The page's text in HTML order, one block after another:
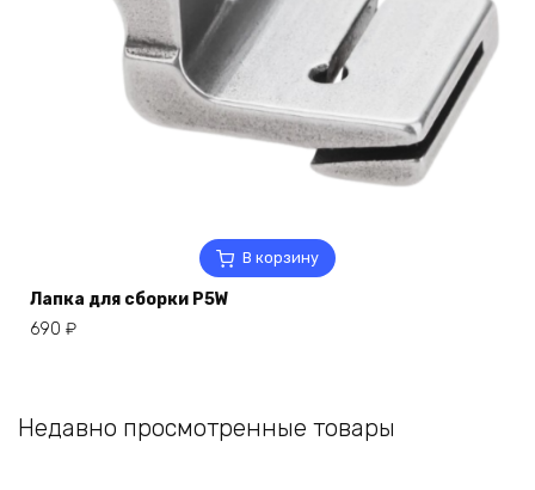
В корзину
Лапка для сборки P5W
690 ₽
Недавно просмотренные товары